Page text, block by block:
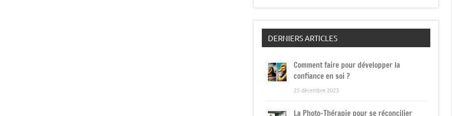
DERNIERS ARTICLES
Comment faire pour développer la
confiance en soi ?
25 décembre 2023
La Photo-Thérapie pour se réconcilier